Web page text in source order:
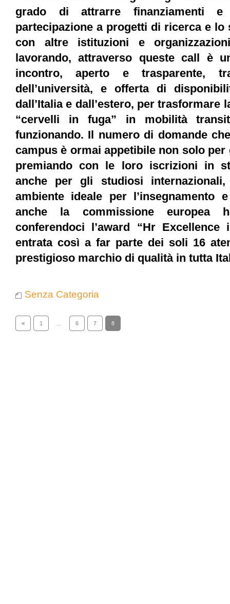
grado di attrarre finanziamenti
partecipazione a progetti di ricerca e
con altre istituzioni e
lavorando, attraverso queste call è
incontro, aperto e trasparente,
dell’università, e offerta di
dall’Italia e dall’estero, per trasformare
“cervelli in fuga” in mobilità
funzionando. Il numero di domande
campus è ormai appetibile non solo
premiando con le loro iscrizioni in
anche per gli studiosi
ambiente ideale per
anche la commissione europea
conferendoci l’award “Hr Excellence
entrata così a far parte dei soli 16
prestigioso marchio di qualità in tutta
Senza Categoria
< 1 6 7 8